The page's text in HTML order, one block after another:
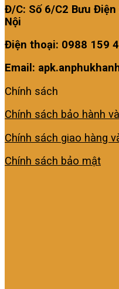
Đ/C: Số 6/C2 Bưu
Nội
Điện thoại: 0988 159
Email:
Chính sách
Chính sách bảo hành
Chính sách giao hàng
Chính sách bảo mật